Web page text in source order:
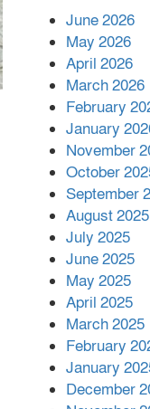
June 2026
May 2026
April 2026
March 2026
February
January
November
October
September
August 2025
July 2025
June 2025
May 2025
April 2025
March 2025
February
January
December